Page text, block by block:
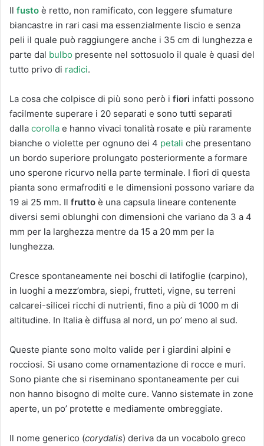
Il fusto è retto, non ramificato, con leggere sfumature
biancastre in rari casi ma essenzialmente liscio e senza
peli il quale può raggiungere anche i 35 cm di lunghezza e
parte dal bulbo presente nel sottosuolo il quale è quasi del
tutto privo di radici.
La cosa che colpisce di più sono però i fiori infatti possono
facilmente superare i 20 separati e sono tutti separati
dalla corolla e hanno vivaci tonalità rosate e più raramente
bianche o violette per ognuno dei 4 petali che presentano
un bordo superiore prolungato posteriormente a formare
uno sperone ricurvo nella parte terminale. I fiori di questa
pianta sono ermafroditi e le dimensioni possono variare da
19 ai 25 mm. Il frutto è una capsula lineare contenente
diversi semi oblunghi con dimensioni che variano da 3 a 4
mm per la larghezza mentre da 15 a 20 mm per la
lunghezza.
Cresce spontaneamente nei boschi di latifoglie (carpino),
in luoghi a mezz’ombra, siepi, frutteti, vigne, su terreni
calcarei-silicei ricchi di nutrienti, fino a più di 1000 m di
altitudine. In Italia è diffusa al nord, un po’ meno al sud.
Queste piante sono molto valide per i giardini alpini e
rocciosi. Si usano come ornamentazione di rocce e muri.
Sono piante che si riseminano spontaneamente per cui
non hanno bisogno di molte cure. Vanno sistemate in zone
aperte, un po’ protette e mediamente ombreggiate.
Il nome generico (corydalis) deriva da un vocabolo greco